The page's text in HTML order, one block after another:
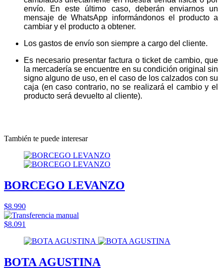
envío. En este último caso, deberán enviarnos un
mensaje de WhatsApp informándonos el producto a
cambiar y el producto a obtener.
Los gastos de envío son siempre a cargo del cliente.
Es necesario presentar factura o ticket de cambio, que
la mercadería se encuentre en su condición original sin
signo alguno de uso, en el caso de los calzados con su
caja (en caso contrario, no se realizará el cambio y el
producto será devuelto al cliente).
También te puede interesar
BORCEGO LEVANZO
$8.990
$8.091
BOTA AGUSTINA